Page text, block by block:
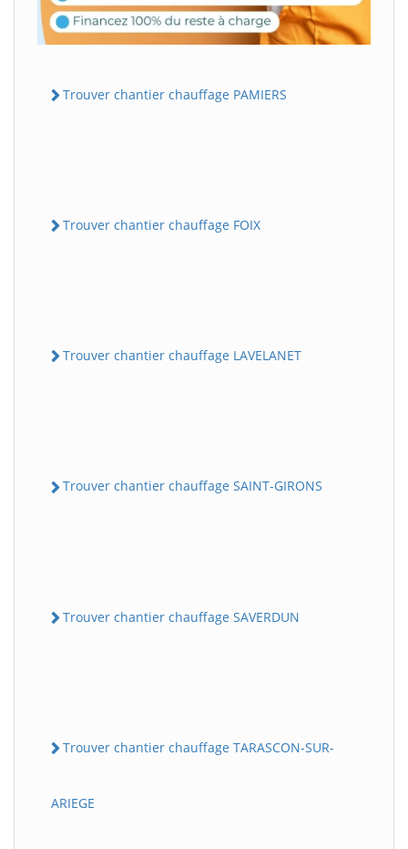
Trouver chantier chauffage PAMIERS
Trouver chantier chauffage FOIX
Trouver chantier chauffage LAVELANET
Trouver chantier chauffage SAINT-GIRONS
Trouver chantier chauffage SAVERDUN
Trouver chantier chauffage TARASCON-SUR-
ARIEGE